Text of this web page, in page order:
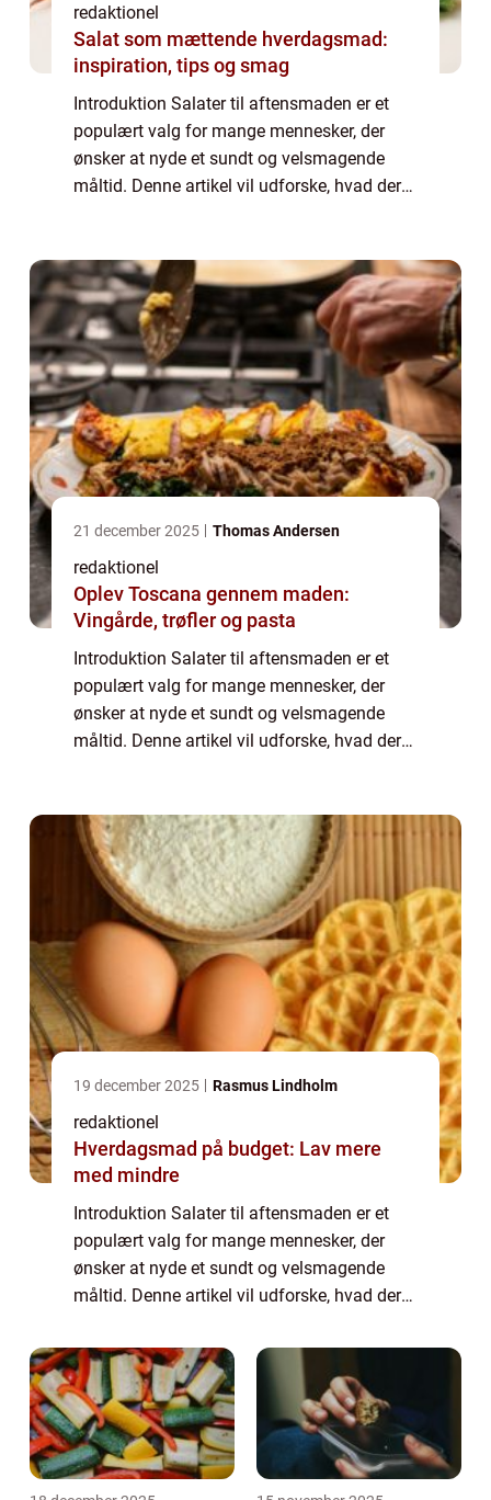
redaktionel
Salat som mættende hverdagsmad:
inspiration, tips og smag
Introduktion Salater til aftensmaden er et
populært valg for mange mennesker, der
ønsker at nyde et sundt og velsmagende
måltid. Denne artikel vil udforske, hvad der
ove...
21 december 2025 Thomas Andersen
redaktionel
Oplev Toscana gennem maden:
Vingårde, trøfler og pasta
Introduktion Salater til aftensmaden er et
populært valg for mange mennesker, der
ønsker at nyde et sundt og velsmagende
måltid. Denne artikel vil udforske, hvad der
ove...
19 december 2025 Rasmus Lindholm
redaktionel
Hverdagsmad på budget: Lav mere
med mindre
Introduktion Salater til aftensmaden er et
populært valg for mange mennesker, der
ønsker at nyde et sundt og velsmagende
måltid. Denne artikel vil udforske, hvad der
historisk gennemgang af salatens udvikling
ove...